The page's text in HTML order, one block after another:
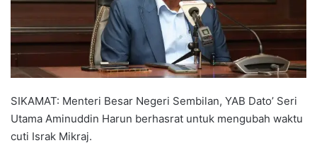
m
a
l
SIKAMAT: Menteri Besar Negeri Sembilan, YAB Dato’ Seri
Utama Aminuddin Harun berhasrat untuk mengubah waktu
cuti Israk Mikraj.